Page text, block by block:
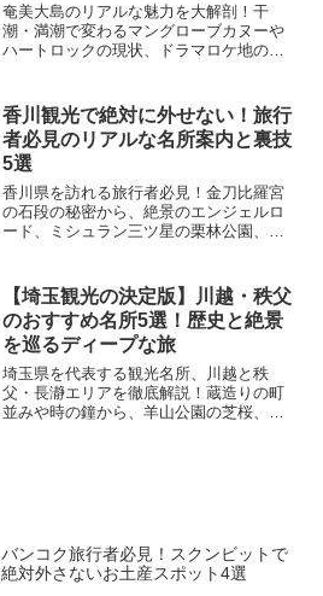
奄美大島のリアルな魅力を大解剖！干
潮・満潮で変わるマングローブカヌーや
ハートロックの現状、ドラマロケ地のホ
光名所のディープな見どころとベストな
訪問時間を徹底解説します。
香川観光で絶対に外せない！旅行
者必見のリアルな名所案内と裏技
5選
香川県を訪れる旅行者必見！金刀比羅宮
の石段の秘密から、絶景のエンジェルロ
ード、ミシュラン三ツ星の栗林公園、金
報を網羅した観光ガイドです。
【埼玉観光の決定版】川越・秩父
のおすすめ名所5選！歴史と絶景
を巡るディープな旅
埼玉県を代表する観光名所、川越と秩
父・長瀞エリアを徹底解説！蔵造りの町
並みや時の鐘から、羊山公園の芝桜、長
バンコク旅行者必見！スクンビットで
絶対外さないお土産スポット4選